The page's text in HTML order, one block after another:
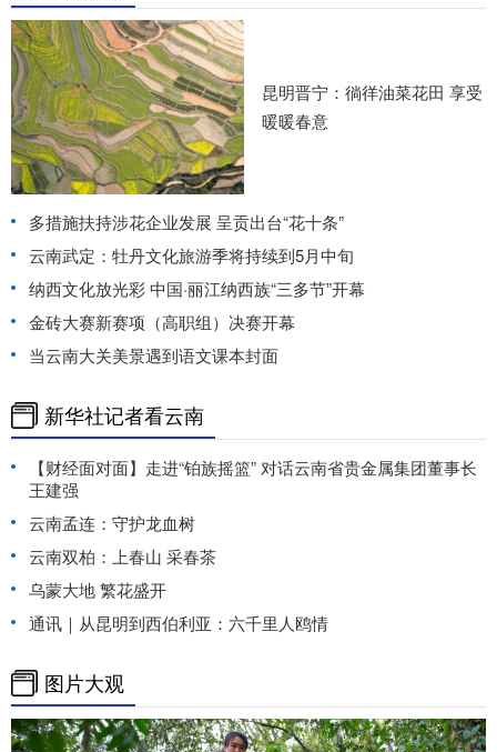
昆明晋宁：徜徉油菜花田 享受
暖暖春意
多措施扶持涉花企业发展 呈贡出台“花十条”
云南武定：牡丹文化旅游季将持续到5月中旬
纳西文化放光彩 中国·丽江纳西族“三多节”开幕
金砖大赛新赛项（高职组）决赛开幕
当云南大关美景遇到语文课本封面
新华社记者看云南
【财经面对面】走进“铂族摇篮” 对话云南省贵金属集团董事长
王建强
云南孟连：守护龙血树
云南双柏：上春山 采春茶
乌蒙大地 繁花盛开
通讯｜从昆明到西伯利亚：六千里人鸥情
图片大观